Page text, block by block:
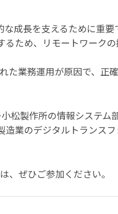
成長を支えるために重要
るため、リモートワーク
た業務運用が原因で、正
松製作所の情報システム
業のデジタルトランスフ
、ぜひご参加ください。